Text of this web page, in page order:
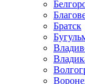
Братск